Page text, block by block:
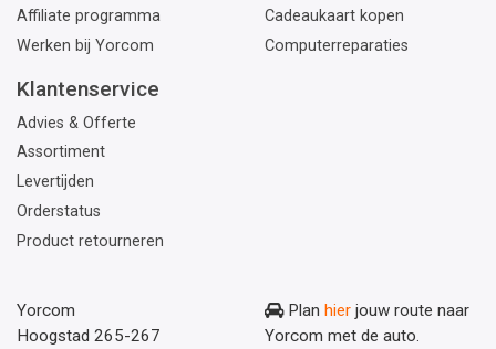
Affiliate programma
Werken bij Yorcom
Cadeaukaart kopen
Computerreparaties
Klantenservice
Advies & Offerte
Assortiment
Levertijden
Orderstatus
Product retourneren
Yorcom
Hoogstad 265-267
Plan hier jouw route naar
Yorcom met de auto.